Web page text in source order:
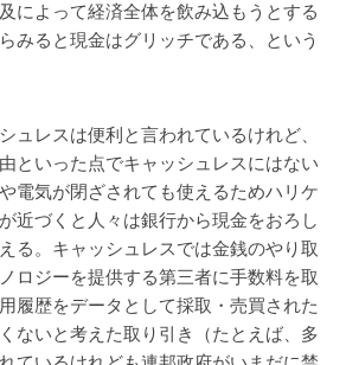
によって経済全体を飲み込もうとする
みると現金はグリッチである、という
ュレスは便利と言われているけれど、
といった点でキャッシュレスにはない
電気が閉ざされても使えるためハリケ
近づくと人々は銀行から現金をおろし
る。キャッシュレスでは金銭のやり取
ロジーを提供する第三者に手数料を取
履歴をデータとして採取・売買された
ないと考えた取り引き（たとえば、多